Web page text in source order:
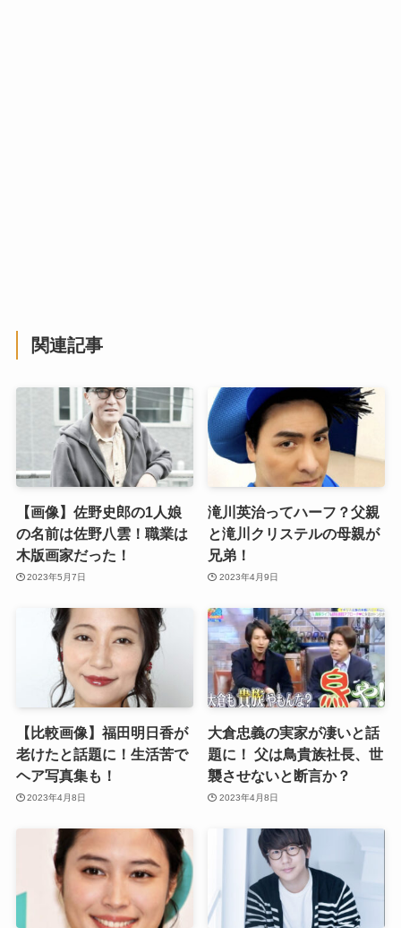
関連記事
【画像】佐野史郎の1人娘
の名前は佐野八雲！職業は
木版画家だった！
2023年5月7日
滝川英治ってハーフ？父親
と滝川クリステルの母親が
兄弟！
2023年4月9日
【比較画像】福田明日香が
老けたと話題に！生活苦で
ヘア写真集も！
2023年4月8日
大倉忠義の実家が凄いと話
題に！ 父は鳥貴族社長、世
襲させないと断言か？
2023年4月8日